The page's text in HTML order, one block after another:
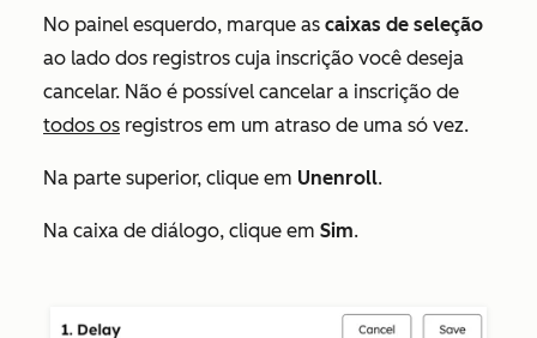
No painel esquerdo, marque as caixas de seleção
ao lado dos registros cuja inscrição você deseja
cancelar. Não é possível cancelar a inscrição de
todos os registros em um atraso de uma só vez.
Na parte superior, clique em Unenroll.
Na caixa de diálogo, clique em Sim.